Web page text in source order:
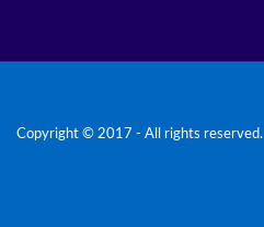
Copyright © 2017 - All rights reserved.